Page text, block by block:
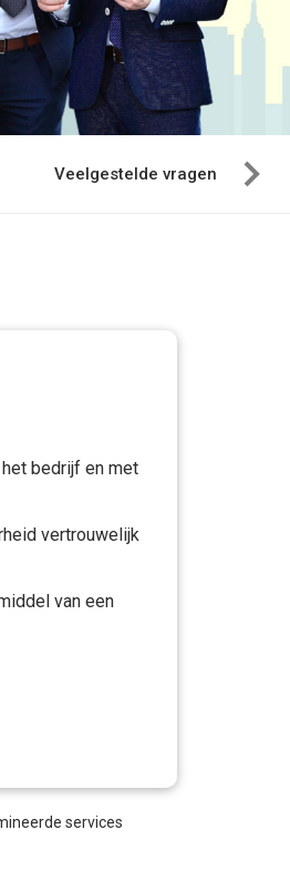
Veelgestelde vragen
bedrijf en met
vertrouwelijk
van een
services